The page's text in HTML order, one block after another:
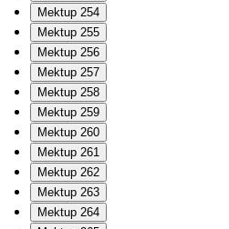
Mektup 254
Mektup 255
Mektup 256
Mektup 257
Mektup 258
Mektup 259
Mektup 260
Mektup 261
Mektup 262
Mektup 263
Mektup 264